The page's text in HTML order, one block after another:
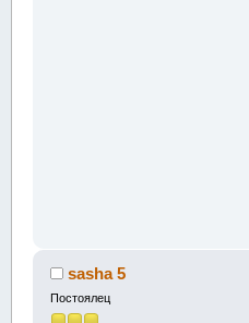
sasha 5
Постоялец